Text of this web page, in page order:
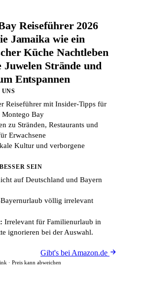
Reiseführer 2026
Jamaika wie ein
Küche Nachtleben
Juwelen Strände und
Entspannen
Reiseführer mit Insider-Tipps für
Montego Bay
zu Stränden, Restaurants und
Erwachsene
Kultur und verborgene
SEIN
auf Deutschland und Bayern
völlig irrelevant
Irrelevant für Familienurlaub in
ignorieren bei der Auswahl.
Gibt's bei Amazon.de
· Preis kann abweichen